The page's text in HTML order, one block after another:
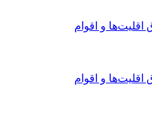
و اقوام
و اقوام